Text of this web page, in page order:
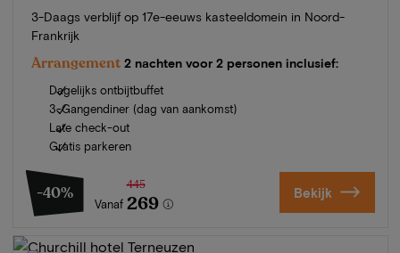
3-Daags verblijf op 17e-eeuws kasteeldomein in Noord-
Frankrijk
Arrangement 2 nachten voor 2 personen inclusief:
Dagelijks ontbijtbuffet
3-Gangendiner (dag van aankomst)
Late check-out
Gratis parkeren
-40%
Vanaf
445
269 Bekijk